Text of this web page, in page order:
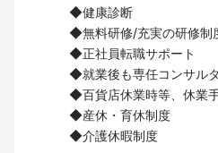
◆健康診断
◆無料研修/充実の研修制
◆正社員転職サポート
◆就業後も専任コンサル
◆百貨店休業時等、休業
◆産休・育休制度
◆介護休暇制度